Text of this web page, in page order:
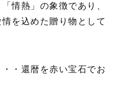
情熱」の象徴であり、
を込めた贈り物として
・還暦を赤い宝石でお